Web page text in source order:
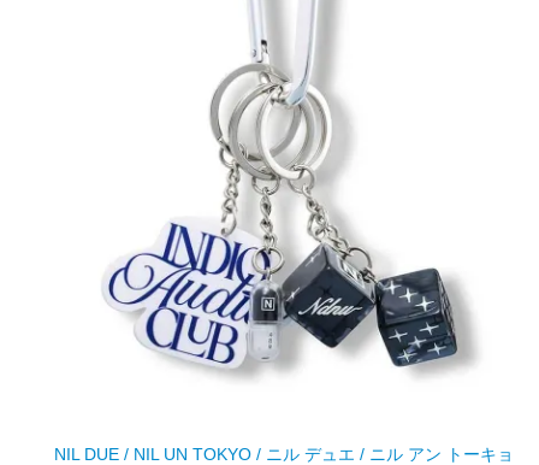
NIL DUE / NIL UN TOKYO / ニル デュエ / ニル アン トーキョ